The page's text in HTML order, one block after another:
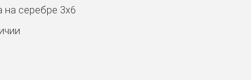
на серебре 3х6